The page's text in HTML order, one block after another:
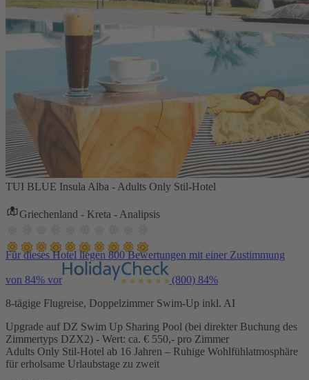
TUI BLUE Insula Alba - Adults Only Stil-Hotel
Griechenland - Kreta - Analipsis
Für dieses Hotel liegen 800 Bewertungen mit einer Zustimmung
von 84% vor (800) 84%
8-tägige Flugreise, Doppelzimmer Swim-Up inkl. AI
Upgrade auf DZ Swim Up Sharing Pool (bei direkter Buchung des
Zimmertyps DZX2) - Wert: ca. € 550,- pro Zimmer
Adults Only Stil-Hotel ab 16 Jahren – Ruhige Wohlfühlatmosphäre
für erholsame Urlaubstage zu zweit